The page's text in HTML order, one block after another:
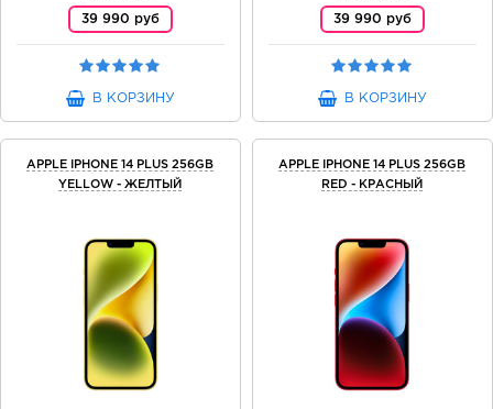
39 990 руб
В КОРЗИНУ
39 990 руб
В КОРЗИНУ
APPLE IPHONE 14 PLUS 256GB
YELLOW - ЖЕЛТЫЙ
APPLE IPHONE 14 PLUS 256GB
RED - КРАСНЫЙ